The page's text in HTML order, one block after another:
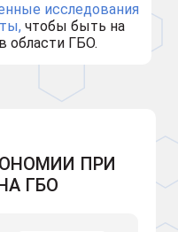
исследования
чтобы быть на
области ГБО.
ПРИ
ГБО